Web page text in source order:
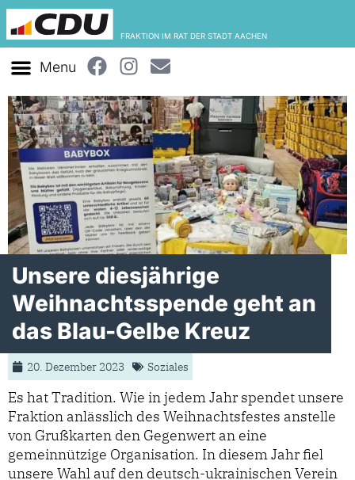
FRAKTION IM RAT DER STADT AACHEN
Unsere diesjährige
Weihnachtsspende geht an
das Blau-Gelbe Kreuz
20. Dezember 2023 Soziales
Es hat Tradition. Wie in jedem Jahr spendet unsere
Fraktion anlässlich des Weihnachtsfestes anstelle
von Grußkarten den Gegenwert an eine
gemeinnützige Organisation. In diesem Jahr fiel
unsere Wahl auf den deutsch-ukrainischen Verein